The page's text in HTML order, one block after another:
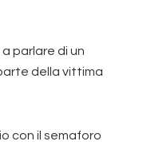
parlare di un
della vittima
con il semaforo